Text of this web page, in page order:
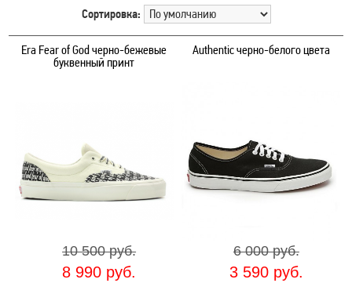
Сортировка:
Era Fear of God черно-бежевые
буквенный принт
10 500 руб.
8 990 руб.
Authentic черно-белого цвета
6 000 руб.
3 590 руб.